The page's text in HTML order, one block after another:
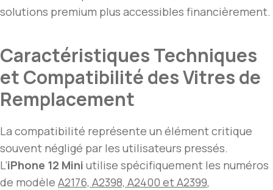
solutions premium plus accessibles financièrement.
Caractéristiques Techniques
et Compatibilité des Vitres de
Remplacement
La compatibilité représente un élément critique
souvent négligé par les utilisateurs pressés.
L’iPhone 12 Mini utilise spécifiquement les numéros
de modèle A2176, A2398, A2400 et A2399,